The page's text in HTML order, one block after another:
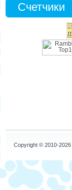
Счетчики
Copyright © 2010-2026